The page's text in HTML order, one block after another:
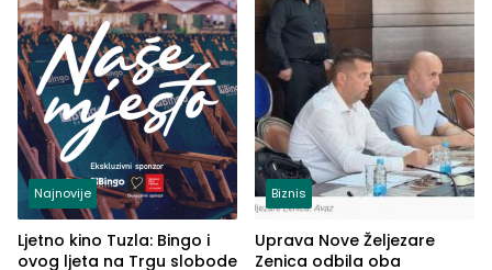
Najnovije
Ljetno kino Tuzla: Bingo i
ovog ljeta na Trgu slobode
Biznis
Uprava Nove Željezare
Zenica odbila oba